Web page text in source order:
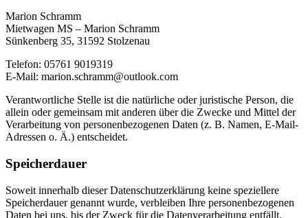
Marion Schramm
Mietwagen MS – Marion Schramm
Sünkenberg 35, 31592 Stolzenau
Telefon: 05761 9019319
E-Mail: marion.schramm@outlook.com
Verantwortliche Stelle ist die natürliche oder juristische Person, die
allein oder gemeinsam mit anderen über die Zwecke und Mittel der
Verarbeitung von personenbezogenen Daten (z. B. Namen, E-Mail-
Adressen o. Ä.) entscheidet.
Speicherdauer
Soweit innerhalb dieser Datenschutzerklärung keine speziellere
Speicherdauer genannt wurde, verbleiben Ihre personenbezogenen
Daten bei uns, bis der Zweck für die Datenverarbeitung entfällt.